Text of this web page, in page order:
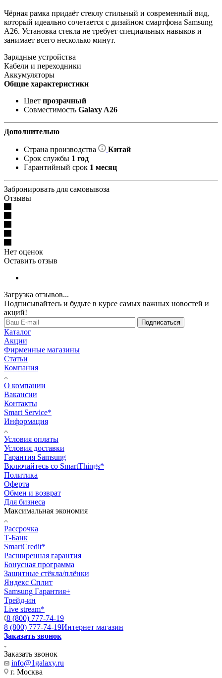
Чёрная рамка придаёт стеклу стильный и современный вид,
который идеально сочетается с дизайном смартфона Samsung
A26. Установка стекла не требует специальных навыков и
занимает всего несколько минут.
Зарядные устройства
Кабели и переходники
Аккумуляторы
Общие характеристики
Цвет прозрачный
Совместимость Galaxy A26
Дополнительно
Страна производства
Китай
Срок службы 1 год
Гарантийный срок 1 месяц
Забронировать для самовывоза
Отзывы
Нет оценок
Оставить отзыв
Загрузка отзывов...
Подписывайтесь и будьте в курсе самых важных новостей и
акций!
Подписаться
Каталог
Акции
Фирменные магазины
Статьи
Компания
О компании
Вакансии
Контакты
Smart Service*
Информация
Условия оплаты
Условия доставки
Гарантия Samsung
Включайтесь со SmartThings*
Политика
Оферта
Обмен и возврат
Для бизнеса
Максимальная экономия
Рассрочка
Т-Банк
SmartCredit*
Расширенная гарантия
Бонусная программа
Защитные стёкла/плёнки
Яндекс Сплит
Samsung Гарантия+
Трейд-ин
Live stream*
8 (800) 777-74-19
8 (800) 777-74-19Интернет магазин
Заказать звонок
Заказать звонок
info@1galaxy.ru
г. Москва